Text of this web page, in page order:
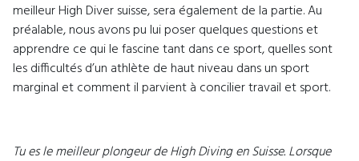
meilleur High Diver suisse, sera également de la partie. Au
préalable, nous avons pu lui poser quelques questions et
apprendre ce qui le fascine tant dans ce sport, quelles sont
les difficultés d’un athlète de haut niveau dans un sport
marginal et comment il parvient à concilier travail et sport.
Tu es le meilleur plongeur de High Diving en Suisse. Lorsque